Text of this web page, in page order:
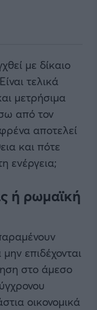
με δίκαιο
τελικά
μετρήσιμα
από τον
αποτελεί
και πότε
ενέργεια;
ή ρωμαϊκή
επιδέχονται
στο άμεσο
οικονομικά